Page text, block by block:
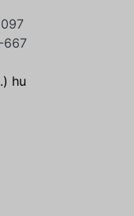
667
hu